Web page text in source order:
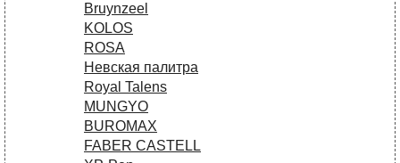
Bruynzeel
KOLOS
ROSA
Невская палитра
Royal Talens
MUNGYO
BUROMAX
FABER CASTELL